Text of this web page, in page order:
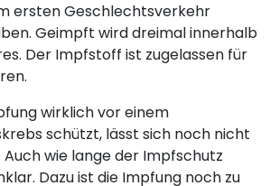
ersten Geschlechtsverkehr
Geimpft wird dreimal innerhalb
Der Impfstoff ist zugelassen für
wirklich vor einem
schützt, lässt sich noch nicht
Auch wie lange der Impfschutz
Dazu ist die Impfung noch zu